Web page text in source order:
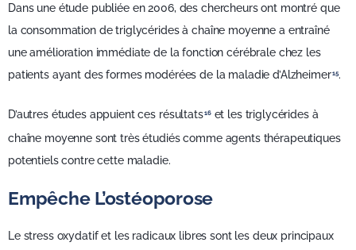
Dans une étude publiée en 2006, des chercheurs ont montré que
la consommation de triglycérides à chaîne moyenne a entraîné
une amélioration immédiate de la fonction cérébrale chez les
patients ayant des formes modérées de la maladie d’Alzheimer15.
D’autres études appuient ces résultats16et les triglycérides à
chaîne moyenne sont très étudiés comme agents thérapeutiques
potentiels contre cette maladie.
Empêche L’ostéoporose
Le stress oxydatif et les radicaux libres sont les deux principaux